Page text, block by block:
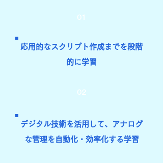
01
応用的なスクリプト作成までを段階
的に学習
02
デジタル技術を活用して、アナログ
な管理を自動化・効率化する学習